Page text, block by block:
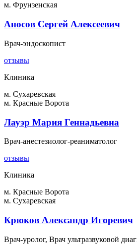
м. Фрунзенская
Аносов Сергей Алексеевич
Врач-эндоскопист
отзывы
Клиника
м. Сухаревская
м. Красные Ворота
Лауэр Мария Геннадьевна
Врач-анестезиолог-реаниматолог
отзывы
Клиника
м. Красные Ворота
м. Сухаревская
Крюков Александр Игоревич
Врач-уролог, Врач ультразвуковой